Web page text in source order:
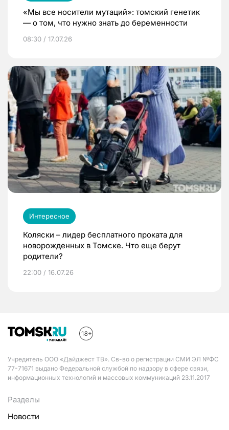
«Мы все носители мутаций»: томский генетик
— о том, что нужно знать до беременности
08:30 / 17.07.26
Интересное
Коляски – лидер бесплатного проката для
новорожденных в Томске. Что еще берут
родители?
22:00 / 16.07.26
Учредитель ООО «Дайджест ТВ». Св-во о регистрации СМИ ЭЛ №ФС
77-71671 выдано Федеральной службой по надзору в сфере связи,
информационных технологий и массовых коммуникаций 23.11.2017
Разделы
Новости